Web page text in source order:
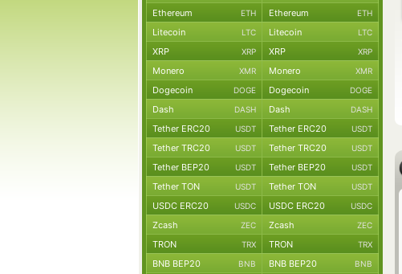
Ethereum ETH Ethereum ETH
Litecoin LTC Litecoin LTC
XRP XRP XRP XRP
Monero XMR Monero XMR
Dogecoin DOGE Dogecoin DOGE
Dash DASH Dash DASH
Tether ERC20 USDT Tether ERC20 USDT
Tether TRC20 USDT Tether TRC20 USDT
Tether BEP20 USDT Tether BEP20 USDT
Tether TON USDT Tether TON USDT
USDC ERC20 USDC USDC ERC20 USDC
Zcash ZEC Zcash ZEC
TRON TRX TRON TRX
BNB BEP20 BNB BNB BEP20 BNB